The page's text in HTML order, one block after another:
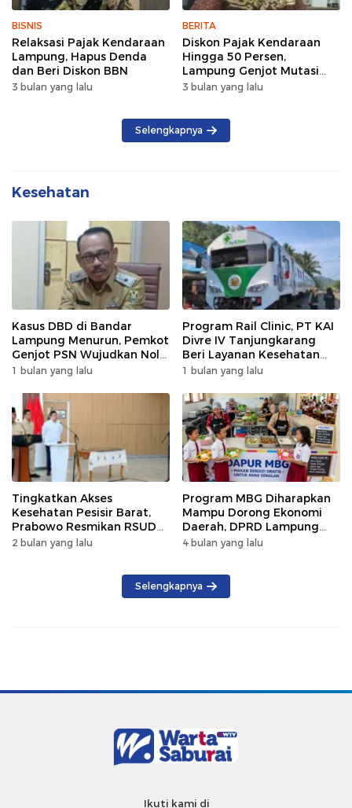
BISNIS
Relaksasi Pajak Kendaraan
Lampung, Hapus Denda
dan Beri Diskon BBN
3 bulan yang lalu
BERITA
Diskon Pajak Kendaraan
Hingga 50 Persen,
Lampung Genjot Mutasi
Kendaraan Luar Daerah
3 bulan yang lalu
Selengkapnya
Kesehatan
Kasus DBD di Bandar
Lampung Menurun, Pemkot
Genjot PSN Wujudkan Nol
Kematian
1 bulan yang lalu
Program Rail Clinic, PT KAI
Divre IV Tanjungkarang
Beri Layanan Kesehatan
Gratis 250 Warga
1 bulan yang lalu
Tingkatkan Akses
Kesehatan Pesisir Barat,
Prabowo Resmikan RSUD
KH Muhammad Thohir
2 bulan yang lalu
Program MBG Diharapkan
Mampu Dorong Ekonomi
Daerah, DPRD Lampung
Tekankan Pemanfaatan
4 bulan yang lalu
Selengkapnya
Ikuti kami di